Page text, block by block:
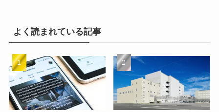
よく読まれている記事